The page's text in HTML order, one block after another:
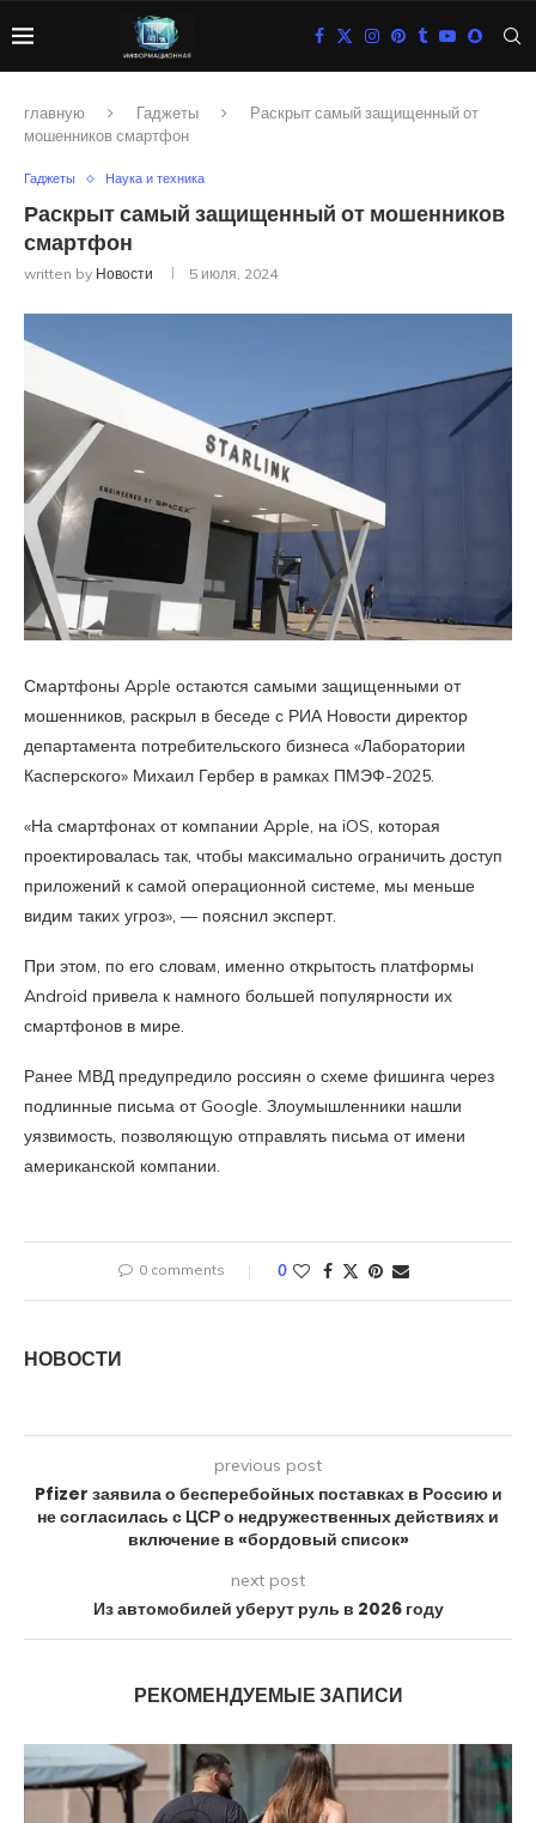
главную Гаджеты
Раскрыт самый защищенный от
мошенников смартфон
Гаджеты Наука и техника
Раскрыт самый защищенный от мошенников
смартфон
written by Новости 5 июля, 2024
Смартфоны Apple остаются самыми защищенными от
мошенников, раскрыл в беседе с РИА Новости директор
департамента потребительского бизнеса «Лаборатории
Касперского» Михаил Гербер в рамках ПМЭФ-2025.
«На смартфонах от компании Apple, на iOS, которая
проектировалась так, чтобы максимально ограничить доступ
приложений к самой операционной системе, мы меньше
видим таких угроз», — пояснил эксперт.
При этом, по его словам, именно открытость платформы
Android привела к намного большей популярности их
смартфонов в мире.
Ранее МВД предупредило россиян о схеме фишинга через
подлинные письма от Google. Злоумышленники нашли
уязвимость, позволяющую отправлять письма от имени
американской компании.
0 comments 0
НОВОСТИ
previous post
Pfizer заявила о бесперебойных поставках в Россию и
не согласилась с ЦСР о недружественных действиях и
включение в «бордовый список»
next post
Из автомобилей уберут руль в 2026 году
РЕКОМЕНДУЕМЫЕ ЗАПИСИ